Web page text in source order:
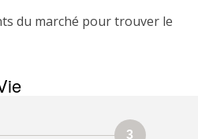
du marché pour trouver le